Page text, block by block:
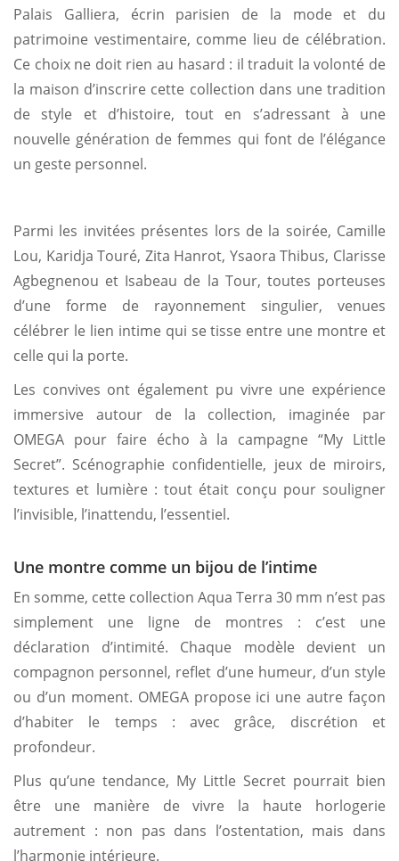
Palais Galliera, écrin parisien de la mode et du
patrimoine vestimentaire, comme lieu de célébration.
Ce choix ne doit rien au hasard : il traduit la volonté de
la maison d’inscrire cette collection dans une tradition
de style et d’histoire, tout en s’adressant à une
nouvelle génération de femmes qui font de l’élégance
un geste personnel.
Parmi les invitées présentes lors de la soirée, Camille
Lou, Karidja Touré, Zita Hanrot, Ysaora Thibus, Clarisse
Agbegnenou et Isabeau de la Tour, toutes porteuses
d’une forme de rayonnement singulier, venues
célébrer le lien intime qui se tisse entre une montre et
celle qui la porte.
Les convives ont également pu vivre une expérience
immersive autour de la collection, imaginée par
OMEGA pour faire écho à la campagne “My Little
Secret”. Scénographie confidentielle, jeux de miroirs,
textures et lumière : tout était conçu pour souligner
l’invisible, l’inattendu, l’essentiel.
Une montre comme un bijou de l’intime
En somme, cette collection Aqua Terra 30 mm n’est pas
simplement une ligne de montres : c’est une
déclaration d’intimité. Chaque modèle devient un
compagnon personnel, reflet d’une humeur, d’un style
ou d’un moment. OMEGA propose ici une autre façon
d’habiter le temps : avec grâce, discrétion et
profondeur.
Plus qu’une tendance, My Little Secret pourrait bien
être une manière de vivre la haute horlogerie
autrement : non pas dans l’ostentation, mais dans
l’harmonie intérieure.